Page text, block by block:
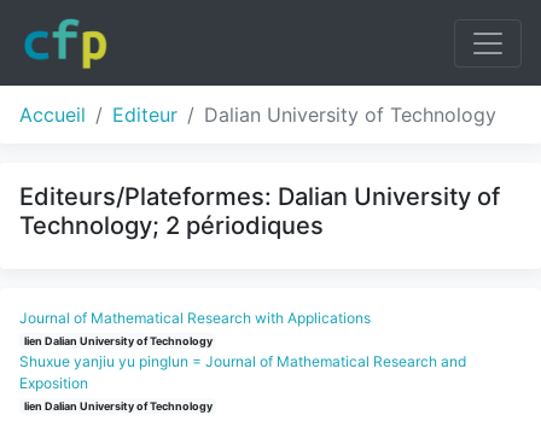
Accueil Editeur Dalian University of Technology
Editeurs/Plateformes: Dalian University of
Technology; 2 périodiques
Journal of Mathematical Research with Applications
lien Dalian University of Technology
Shuxue yanjiu yu pinglun = Journal of Mathematical Research and
Exposition
lien Dalian University of Technology